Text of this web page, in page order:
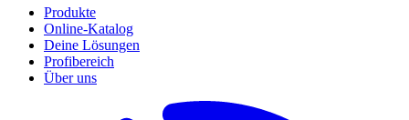
Produkte
Online-Katalog
Deine Lösungen
Profibereich
Über uns